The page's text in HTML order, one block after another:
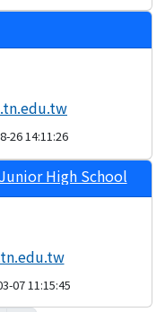
26 14:11:26
High School
07 11:15:45